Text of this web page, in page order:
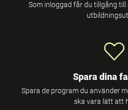
Som inloggad får du tillgång till
Spara dina
Spara de program du använder
ska vara lätt att